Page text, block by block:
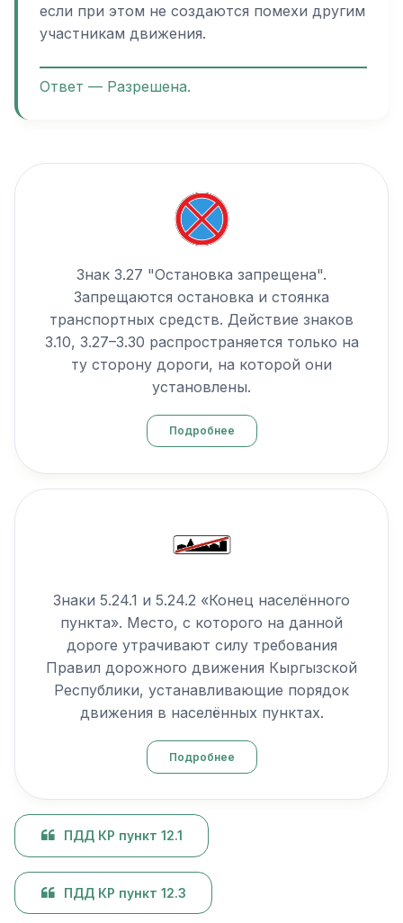
если при этом не создаются помехи другим
участникам движения.
Ответ — Разрешена.
Знак 3.27 "Остановка запрещена".
Запрещаются остановка и стоянка
транспортных средств. Действие знаков
3.10, 3.27–3.30 распространяется только на
ту сторону дороги, на которой они
установлены.
Подробнее
Знаки 5.24.1 и 5.24.2 «Конец населённого
пункта». Место, с которого на данной
дороге утрачивают силу требования
Правил дорожного движения Кыргызской
Республики, устанавливающие порядок
движения в населённых пунктах.
Подробнее
ПДД КР пункт 12.1
ПДД КР пункт 12.3